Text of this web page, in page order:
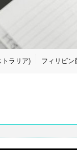
トラリア) フィリピン